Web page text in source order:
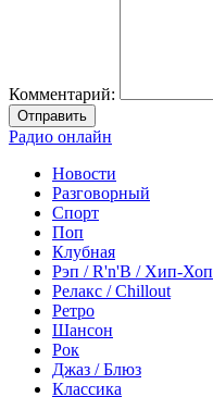
Комментарий:
Отправить
Радио онлайн
Новости
Разговорный
Спорт
Поп
Клубная
Рэп / R'n'B / Хип-Хоп
Релакс / Chillout
Ретро
Шансон
Рок
Джаз / Блюз
Классика